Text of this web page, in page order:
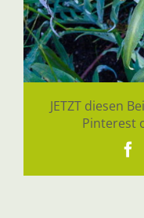
JETZT diesen
Pinterest